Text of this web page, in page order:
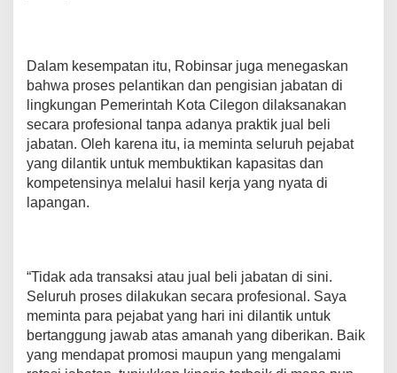
n
Dalam kesempatan itu, Robinsar juga menegaskan
bahwa proses pelantikan dan pengisian jabatan di
lingkungan Pemerintah Kota Cilegon dilaksanakan
secara profesional tanpa adanya praktik jual beli
jabatan. Oleh karena itu, ia meminta seluruh pejabat
yang dilantik untuk membuktikan kapasitas dan
kompetensinya melalui hasil kerja yang nyata di
lapangan.
“Tidak ada transaksi atau jual beli jabatan di sini.
Seluruh proses dilakukan secara profesional. Saya
meminta para pejabat yang hari ini dilantik untuk
bertanggung jawab atas amanah yang diberikan. Baik
yang mendapat promosi maupun yang mengalami